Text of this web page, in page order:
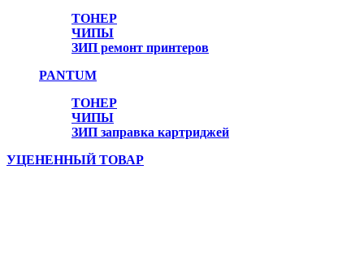
ТОНЕР
ЧИПЫ
ЗИП ремонт принтеров
PANTUM
ТОНЕР
ЧИПЫ
ЗИП заправка картриджей
УЦЕНЕННЫЙ ТОВАР